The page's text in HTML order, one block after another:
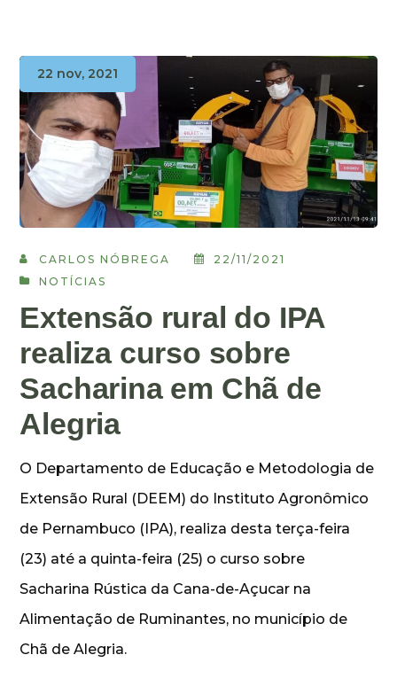
22 nov, 2021
CARLOS NÓBREGA
22/11/2021
NOTÍCIAS
Extensão rural do IPA
realiza curso sobre
Sacharina em Chã de
Alegria
O Departamento de Educação e Metodologia de
Extensão Rural (DEEM) do Instituto Agronômico
de Pernambuco (IPA), realiza desta terça-feira
(23) até a quinta-feira (25) o curso sobre
Sacharina Rústica da Cana-de-Açucar na
Alimentação de Ruminantes, no município de
Chã de Alegria.